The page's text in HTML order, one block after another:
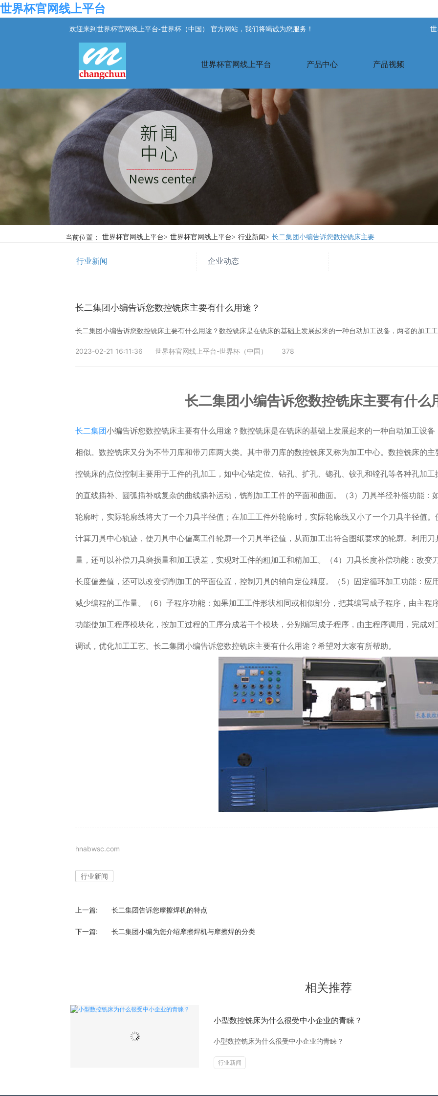
世界杯官网线上平台
欢迎来到世界杯官网线上平台-世界杯（中国） 官方网站，我们将竭诚为您服务！
世界杯官网线上平台 产品中心 产品视频
当前位置： 世界杯官网线上平台> 世界杯官网线上平台> 行业新闻> 长二集团小编告诉您数控铣床主要...
行业新闻 企业动态
长二集团小编告诉您数控铣床主要有什么用途？
长二集团小编告诉您数控铣床主要有什么用途？数控铣床是在铣床的基础上发展起来的一种自动加工设备，两者的加工
2023-02-21 16:11:36 世界杯官网线上平台-世界杯（中国） 378
长二集团小编告诉您数控铣床主要有什么
长二集团小编告诉您数控铣床主要有什么用途？数控铣床是在铣床的基础上发展起来的一种自动加工设
相似。数控铣床又分为不带刀库和带刀库两大类。其中带刀库的数控铣床又称为加工中心。数控铣床的
控铣床的点位控制主要用于工件的孔加工，如中心钻定位、钻孔、扩孔、锪孔、铰孔和镗孔等各种孔加
的直线插补、圆弧插补或复杂的曲线插补运动，铣削加工工件的平面和曲面。（3）刀具半径补偿功能：
轮廓时，实际轮廓线将大了一个刀具半径值；在加工工件外轮廓时，实际轮廓线又小了一个刀具半径值
计算刀具中心轨迹，使刀具中心偏离工件轮廓一个刀具半径值，从而加工出符合图纸要求的轮廓。利用
量，还可以补偿刀具磨损量和加工误差，实现对工件的粗加工和精加工。（4）刀具长度补偿功能：改变
长度偏差值，还可以改变切削加工的平面位置，控制刀具的轴向定位精度。（5）固定循环加工功能：应
减少编程的工作量。（6）子程序功能：如果加工工件形状相同或相似部分，把其编写成子程序，由主程
功能使加工程序模块化，按加工过程的工序分成若干个模块，分别编写成子程序，由主程序调用，完成
调试，优化加工工艺。长二集团小编告诉您数控铣床主要有什么用途？希望对大家有所帮助。
hnabwsc.com
行业新闻
上一篇: 长二集团告诉您摩擦焊机的特点
下一篇: 长二集团小编为您介绍摩擦焊机与摩擦焊的分类
相关推荐
小型数控铣床为什么很受中小企业的青睐？
小型数控铣床为什么很受中小企业的青睐？
行业新闻